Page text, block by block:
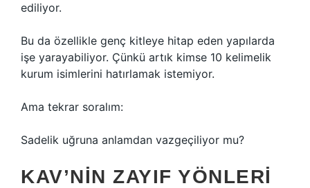
ediliyor.
Bu da özellikle genç kitleye hitap eden yapılarda
işe yarayabiliyor. Çünkü artık kimse 10 kelimelik
kurum isimlerini hatırlamak istemiyor.
Ama tekrar soralım:
Sadelik uğruna anlamdan vazgeçiliyor mu?
KAV’NIN ZAYIF YÖNLERI